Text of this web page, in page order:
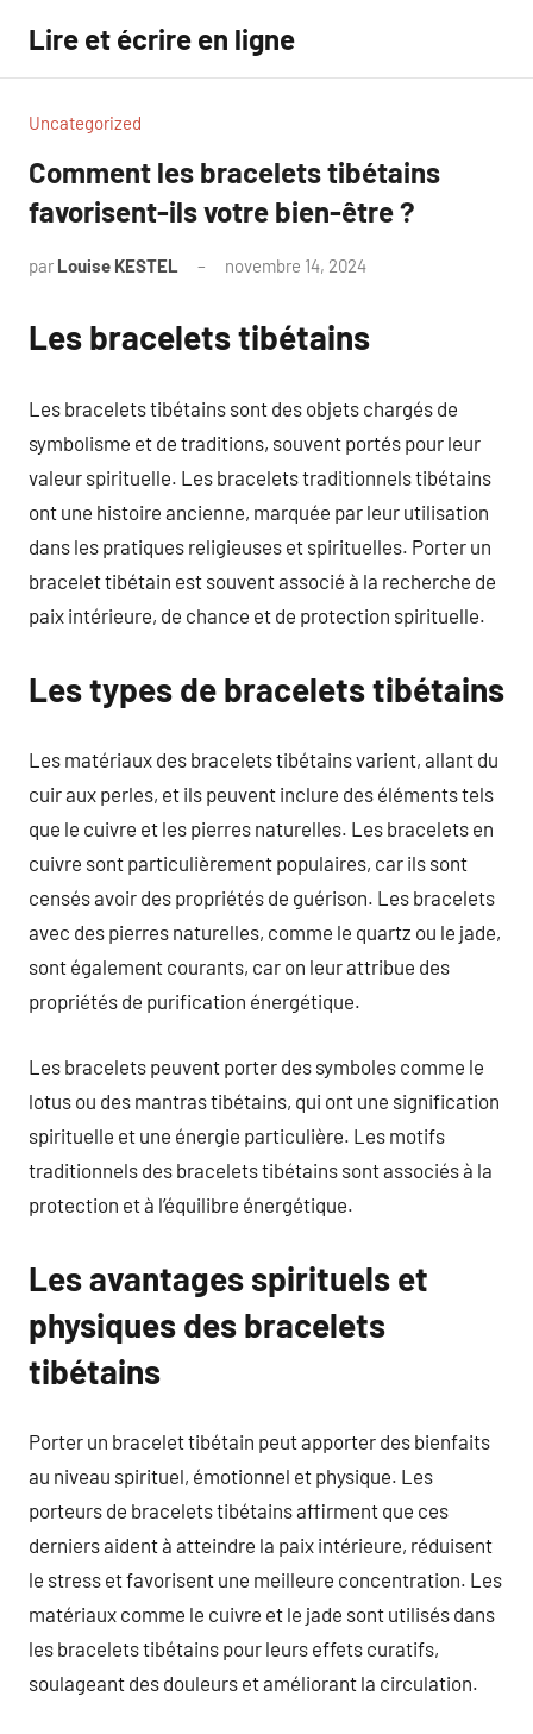
contenu
Lire et écrire en ligne
Uncategorized
Comment les bracelets tibétains
favorisent-ils votre bien-être ?
par Louise KESTEL novembre 14, 2024
Les bracelets tibétains
Les bracelets tibétains sont des objets chargés de
symbolisme et de traditions, souvent portés pour leur
valeur spirituelle. Les bracelets traditionnels tibétains
ont une histoire ancienne, marquée par leur utilisation
dans les pratiques religieuses et spirituelles. Porter un
bracelet tibétain est souvent associé à la recherche de
paix intérieure, de chance et de protection spirituelle.
Les types de bracelets tibétains
Les matériaux des bracelets tibétains varient, allant du
cuir aux perles, et ils peuvent inclure des éléments tels
que le cuivre et les pierres naturelles. Les bracelets en
cuivre sont particulièrement populaires, car ils sont
censés avoir des propriétés de guérison. Les bracelets
avec des pierres naturelles, comme le quartz ou le jade,
sont également courants, car on leur attribue des
propriétés de purification énergétique.
Les bracelets peuvent porter des symboles comme le
lotus ou des mantras tibétains, qui ont une signification
spirituelle et une énergie particulière. Les motifs
traditionnels des bracelets tibétains sont associés à la
protection et à l’équilibre énergétique.
Les avantages spirituels et
physiques des bracelets
tibétains
Porter un bracelet tibétain peut apporter des bienfaits
au niveau spirituel, émotionnel et physique. Les
porteurs de bracelets tibétains affirment que ces
derniers aident à atteindre la paix intérieure, réduisent
le stress et favorisent une meilleure concentration. Les
matériaux comme le cuivre et le jade sont utilisés dans
les bracelets tibétains pour leurs effets curatifs,
soulageant des douleurs et améliorant la circulation.